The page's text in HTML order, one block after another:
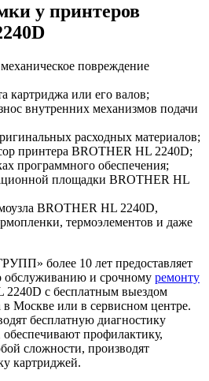
у принтеров
повреждение
картриджа или его валов;
внутренних механизмов подачи
расходных материалов;
принтера BROTHER HL 2240D;
программного обеспечения;
площадки BROTHER HL
BROTHER HL 2240D,
термоэлементов и даже
более 10 лет предоставляет
обслуживанию и срочному ремонту
с бесплатным выездом
в Москве или в сервисном центре.
бесплатную диагностику
профилактику,
сложности, производят
картриджей.